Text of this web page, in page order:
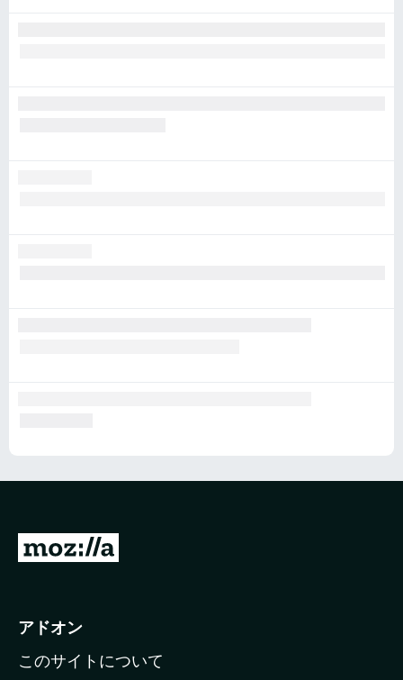
M
i
l
アドオン
このサイトについて